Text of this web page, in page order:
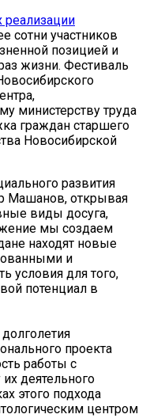
реализации
сотни участников
позицией и
жизни. Фестиваль
министерству труда
граждан старшего
Новосибирской
развития
Машанов, открывая
виды досуга,
мы создаем
находят новые
и
условия для того,
потенциал в
проекта
работы с
деятельного
этого подхода
центром